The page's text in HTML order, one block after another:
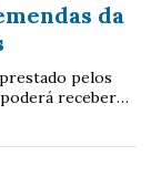
da
pelos
receber